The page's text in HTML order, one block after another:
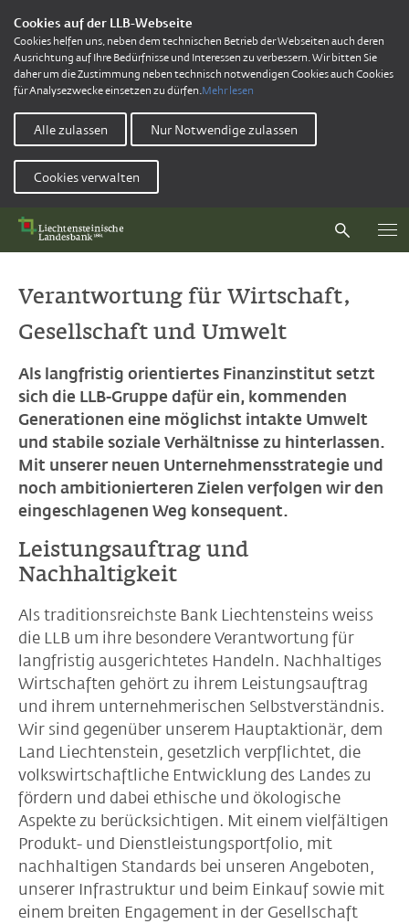
Cookies auf der LLB-Webseite
Cookies helfen uns, neben dem technischen Betrieb der Webseiten auch deren
Ausrichtung auf Ihre Bedürfnisse und Interessen zu verbessern. Wir bitten Sie
daher um die Zustimmung neben technisch notwendigen Cookies auch Cookies
für Analysezwecke einsetzen zu dürfen.Mehr lesen
Alle zulassen Nur Notwendige zulassen
Cookies verwalten
Verantwortung für Wirtschaft,
Gesellschaft und Umwelt
Als langfristig orientiertes Finanzinstitut setzt
sich die LLB-Gruppe dafür ein, kommenden
Generationen eine möglichst intakte Umwelt
und stabile soziale Verhältnisse zu hinterlassen.
Mit unserer neuen Unternehmensstrategie und
noch ambitionierteren Zielen verfolgen wir den
eingeschlagenen Weg konsequent.
Leistungsauftrag und
Nachhaltigkeit
Als traditionsreichste Bank Liechtensteins weiss
die LLB um ihre besondere Verantwortung für
langfristig ausgerichtetes Handeln. Nachhaltiges
Wirtschaften gehört zu ihrem Leistungsauftrag
und ihrem unternehmerischen Selbstverständnis.
Wir sind gegenüber unserem Hauptaktionär, dem
Land Liechtenstein, gesetzlich verpflichtet, die
volkswirtschaftliche Entwicklung des Landes zu
fördern und dabei ethische und ökologische
Aspekte zu berücksichtigen. Mit einem vielfältigen
Produkt- und Dienstleistungsportfolio, mit
nachhaltigen Standards bei unseren Angeboten,
unserer Infrastruktur und beim Einkauf sowie mit
einem breiten Engagement in der Gesellschaft